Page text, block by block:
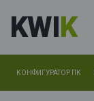
KWIK
КОНФИГУРАТОР ПК